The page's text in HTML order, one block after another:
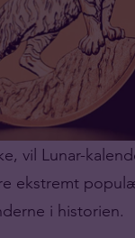
vil Lunar-
ekstremt
i historien.